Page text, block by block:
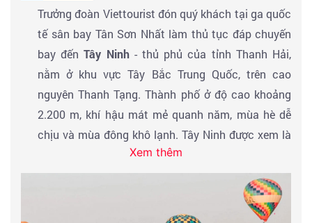
Trưởng đoàn Viettourist đón quý khách tại ga quốc
tế sân bay Tân Sơn Nhất làm thủ tục đáp chuyến
bay đếnTây Ninh- thủ phủ của tỉnh Thanh Hải,
nằm ở khu vực Tây Bắc Trung Quốc, trên cao
nguyên Thanh Tạng. Thành phố ở độ cao khoảng
2.200 m, khí hậu mát mẻ quanh năm, mùa hè dễ
chịu và mùa đông khô lạnh. Tây Ninh được xem là
“cửa ngõ của cao nguyên Tây Tạng”, giữ vai trò
quan trọng về giao thương và văn hóa giữa người
(Quá cảnh ở Quảng Châu)
Chuyến bay đi dự kiến củahãng hàng không China
Xem thêm